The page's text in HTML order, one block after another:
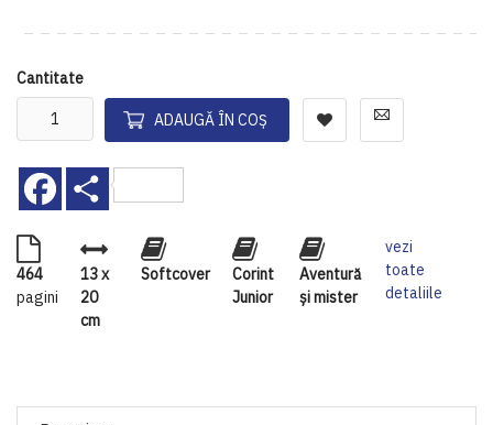
Cantitate
ADAUGĂ ÎN COȘ
Facebook
464
pagini
13 x
20
cm
Softcover
Corint
Junior
Aventură
și mister
vezi
toate
detaliile